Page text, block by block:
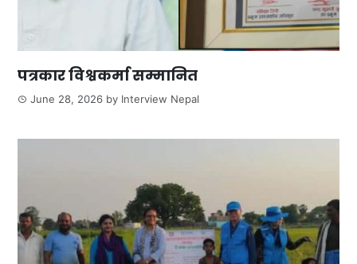
पत्रकार विश्वकर्मा सम्मानित
June 28, 2026 by Interview Nepal